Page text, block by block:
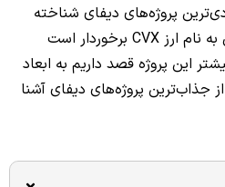
پروژه‌های دیفای شناخته
شود. این پروژه از رمز ارز بومی به نام ارز CVX برخوردار است
این پروژه قصد داریم به ابعاد
جذاب‌ترین پروژه‌های دیفای آشنا